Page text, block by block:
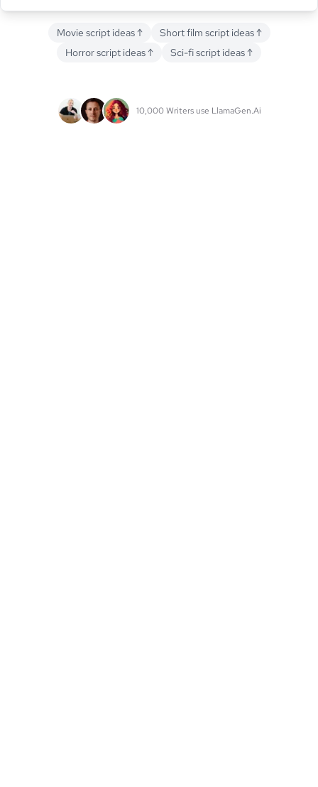
Movie script ideas↑ Short film script ideas↑
Horror script ideas↑ Sci-fi script ideas↑
10,000 Writers use LlamaGen.Ai